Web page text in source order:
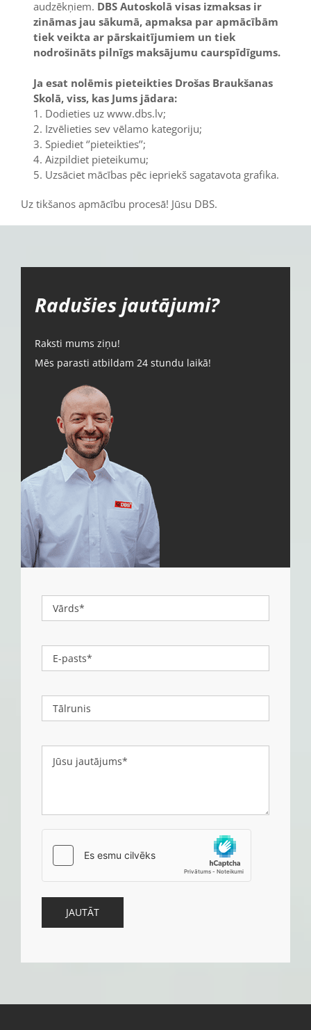
audzēkņiem. DBS Autoskolā visas izmaksas ir
zināmas jau sākumā, apmaksa par apmācībām
tiek veikta ar pārskaitījumiem un tiek
nodrošināts pilnīgs maksājumu caurspīdīgums.
Ja esat nolēmis pieteikties Drošas Braukšanas
Skolā, viss, kas Jums jādara:
1. Dodieties uz www.dbs.lv;
2. Izvēlieties sev vēlamo kategoriju;
3. Spiediet ‘’pieteikties’’;
4. Aizpildiet pieteikumu;
5. Uzsāciet mācības pēc iepriekš sagatavota grafika.
Uz tikšanos apmācību procesā! Jūsu DBS.
Radušies jautājumi?
Raksti mums ziņu!
Mēs parasti atbildam 24 stundu laikā!